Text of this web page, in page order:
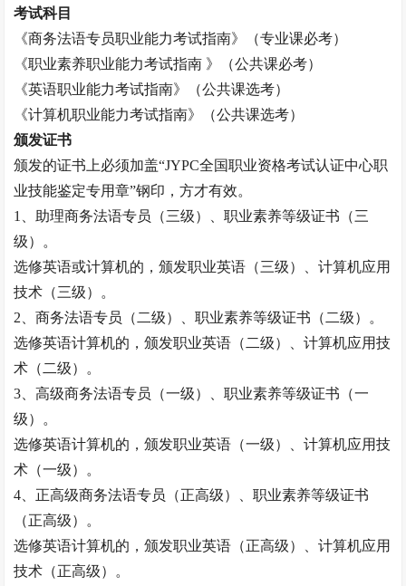
考试科目
《商务法语专员职业能力考试指南》（专业课必考）
《职业素养职业能力考试指南 》（公共课必考）
《英语职业能力考试指南》（公共课选考）
《计算机职业能力考试指南》（公共课选考）
颁发证书
颁发的证书上必须加盖“JYPC全国职业资格考试认证中心职
业技能鉴定专用章”钢印，方才有效。
1、助理商务法语专员 （三级）、职业素养等级证书（三
级）。
选修英语或计算机的，颁发职业英语（三级）、计算机应用
技术（三级）。
2、商务法语专员 （二级）、职业素养等级证书（二级）。
选修英语计算机的，颁发职业英语（二级）、计算机应用技
术（二级）。
3、高级商务法语专员 （一级）、职业素养等级证书（一
级）。
选修英语计算机的，颁发职业英语（一级）、计算机应用技
术（一级）。
4、正高级商务法语专员 （正高级）、职业素养等级证书
（正高级）。
选修英语计算机的，颁发职业英语（正高级）、计算机应用
技术（正高级）。